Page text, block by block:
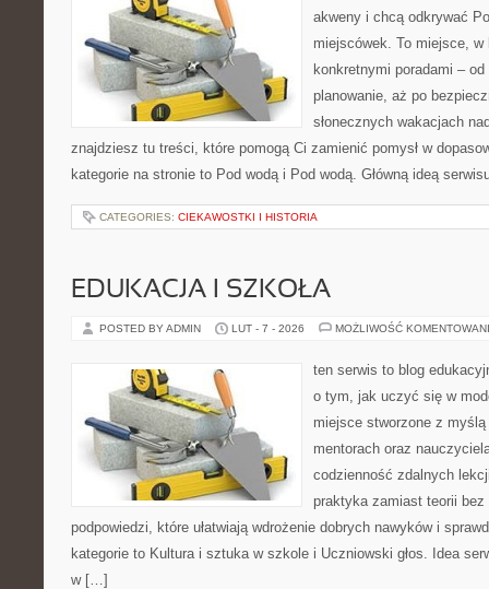
akweny i chcą odkrywać
miejscówek. To miejsce,
konkretnymi poradami –
planowanie, aż po
słonecznych wakacjach
znajdziesz tu treści, które pomogą Ci zamienić pomysł w
kategorie na stronie to Pod wodą i Pod wodą. Główną ideą
CATEGORIES: CIEKAWOSTKI I HISTORIA
EDUKACJA I SZKOŁA
POSTED BY ADMIN LUT - 7 - 2026 MOŻLIWOŚĆ
ten serwis to blog
o tym, jak uczyć się w
miejsce stworzone z
mentorach oraz
codzienność zdalnych
praktyka zamiast teorii
podpowiedzi, które ułatwiają wdrożenie dobrych nawyków i
kategorie to Kultura i sztuka w szkole i Uczniowski głos. Idea
w […]